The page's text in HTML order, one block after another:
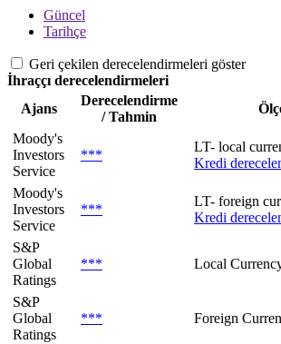
Güncel
Tarihçe
Geri çekilen derecelendirmeleri göster
İhraççı derecelendirmeleri
Ajans
Derecelendirme
/ Tahmin
Moody's
Investors
Service
***
LT- local
Kredi
Moody's
Investors
Service
***
LT- foreign
Kredi
S&P
Global
Ratings
*** Local
S&P
Global
Ratings
*** Foreign